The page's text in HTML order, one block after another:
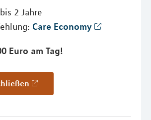
2 Jahre
Care Economy
Euro am Tag!